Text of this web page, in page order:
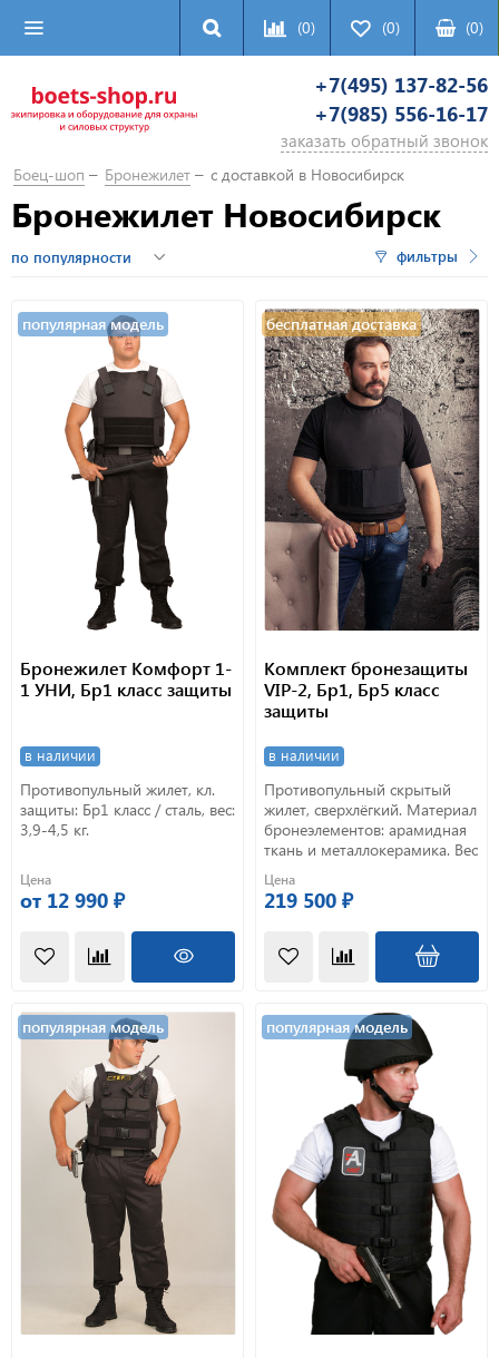
(0) (0) (0)
+7(495) 137-82-56
+7(985) 556-16-17
заказать обратный звонок
Боец-шоп Бронежилет с доставкой в Новосибирск
Бронежилет Новосибирск
фильтры
популярная модель
Бронежилет Комфорт 1-
1 УНИ, Бр1 класс защиты
в наличии
Противопульный жилет, кл.
защиты: Бр1 класс / сталь, вес:
3,9-4,5 кг.
Цена
от 12 990 ₽
бесплатная доставка
Комплект бронезащиты
VIP-2, Бр1, Бр5 класс
защиты
в наличии
Противопульный скрытый
жилет, сверхлёгкий. Материал
бронеэлементов: арамидная
ткань и металлокерамика. Вес
2,1-10,1 кг.
Цена
219 500 ₽
популярная модель популярная модель